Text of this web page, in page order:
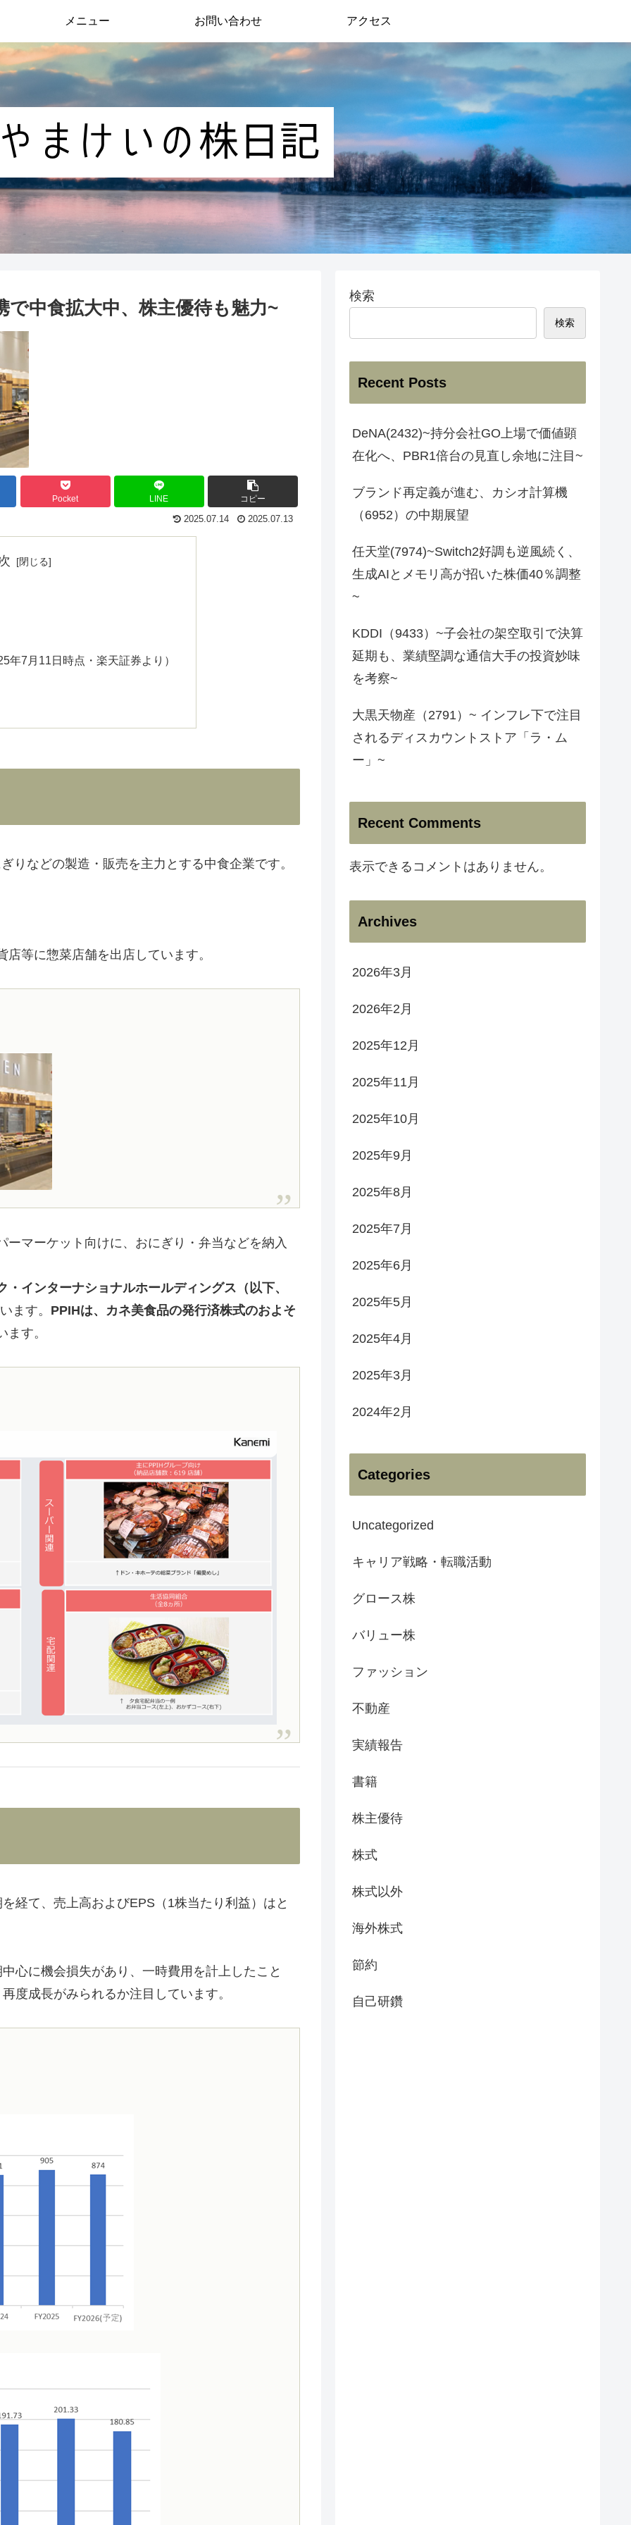
メニュー お問い合わせ アクセス
中食拡大中、株主優待も魅力~
Pocket LINE コピー
2025.07.14 2025.07.13
年7月11日時点・楽天証券より）
りなどの製造・販売を主力とする中食企業です。
等に惣菜店舗を出店しています。
ーマーケット向けに、おにぎり・弁当などを納入
インターナショナルホールディングス（以下、
ます。 PPIHは、カネ美食品の発行済株式のおよそ
ます。
経て、売上高およびEPS（1株当たり利益）はと
心に機会損失があり、一時費用を計上したこと
度成長がみられるか注目しています。
検索
検索
Recent Posts
DeNA(2432)~持分会社GO上場で価値顕
在化へ、PBR1倍台の見直し余地に注目~
ブランド再定義が進む、カシオ計算機
（6952）の中期展望
任天堂(7974)~Switch2好調も逆風続く、
生成AIとメモリ高が招いた株価40％調整
~
KDDI（9433）~子会社の架空取引で決算
延期も、業績堅調な通信大手の投資妙味
を考察~
大黒天物産（2791）~ インフレ下で注目
されるディスカウントストア「ラ・ム
ー」~
Recent Comments
表示できるコメントはありません。
Archives
2026年3月
2026年2月
2025年12月
2025年11月
2025年10月
2025年9月
2025年8月
2025年7月
2025年6月
2025年5月
2025年4月
2025年3月
2024年2月
Categories
Uncategorized
キャリア戦略・転職活動
グロース株
バリュー株
ファッション
不動産
実績報告
書籍
株主優待
株式
株式以外
海外株式
節約
自己研鑽